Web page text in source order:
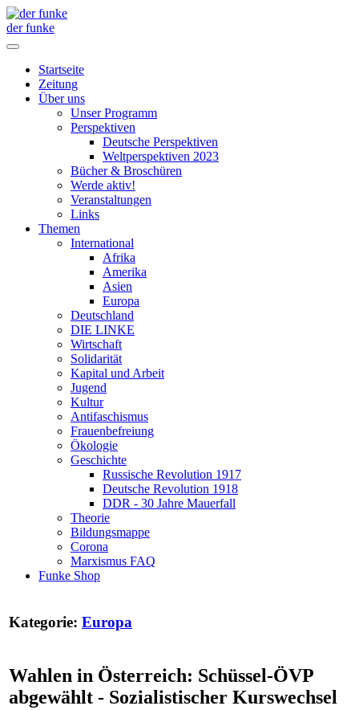
der funke
Startseite
Zeitung
Über uns
Unser Programm
Perspektiven
Deutsche Perspektiven
Weltperspektiven 2023
Bücher & Broschüren
Werde aktiv!
Veranstaltungen
Links
Themen
International
Afrika
Amerika
Asien
Europa
Deutschland
DIE LINKE
Wirtschaft
Solidarität
Kapital und Arbeit
Jugend
Kultur
Antifaschismus
Frauenbefreiung
Ökologie
Geschichte
Russische Revolution 1917
Deutsche Revolution 1918
DDR - 30 Jahre Mauerfall
Theorie
Bildungsmappe
Corona
Marxismus FAQ
Funke Shop
Kategorie: Europa
Wahlen in Österreich: Schüssel-ÖVP
abgewählt - Sozialistischer Kurswechsel